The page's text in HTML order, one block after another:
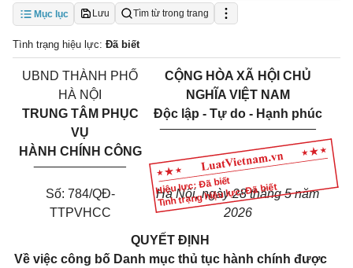
Mục lục Lưu Tìm từ trong trang
Tình trạng hiệu lực: Đã biết
Hiệu lực: Đã biết
Tình trạng hiệu lực: Đã biết
UBND THÀNH PHỐ
HÀ NỘI
TRUNG TÂM PHỤC
VỤ
HÀNH CHÍNH CÔNG
CỘNG HÒA XÃ HỘI CHỦ
NGHĨA VIỆT NAM
Độc lập - Tự do - Hạnh phúc
______________________
Số: 784/QĐ-
TTPVHCC
Hà Nội, ngày 28 tháng 5 năm
2026
QUYẾT ĐỊNH
Về việc công bố Danh mục thủ tục hành chính được